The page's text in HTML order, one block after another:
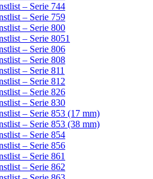
– Serie 744
– Serie 759
– Serie 800
– Serie 8051
– Serie 806
– Serie 808
– Serie 811
– Serie 812
– Serie 826
– Serie 830
– Serie 853 (17 mm)
– Serie 853 (38 mm)
– Serie 854
– Serie 856
– Serie 861
– Serie 862